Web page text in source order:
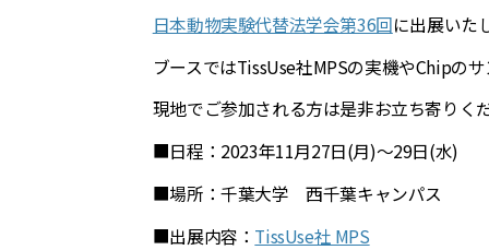
日本動物実験代替法学会第36回に出展いた
ブースではTissUse社MPSの実機やChipのサ
現地でご参加される方は是非お立ち寄りく
■日程：2023年11月27日(月)～29日(水)
■場所：千葉大学 西千葉キャンパス
■出展内容： TissUse社 MPS